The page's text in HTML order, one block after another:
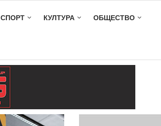
СПОРТ КУЛТУРА ОБЩЕСТВО